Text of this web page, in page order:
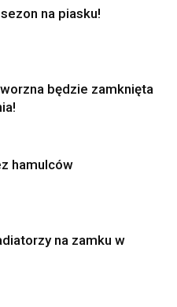
na piasku!
będzie zamknięta
hamulców
na zamku w